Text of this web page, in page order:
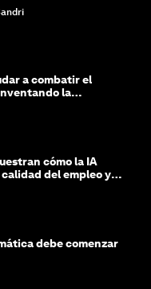
a combatir el
la
cómo la IA
del empleo y
debe comenzar